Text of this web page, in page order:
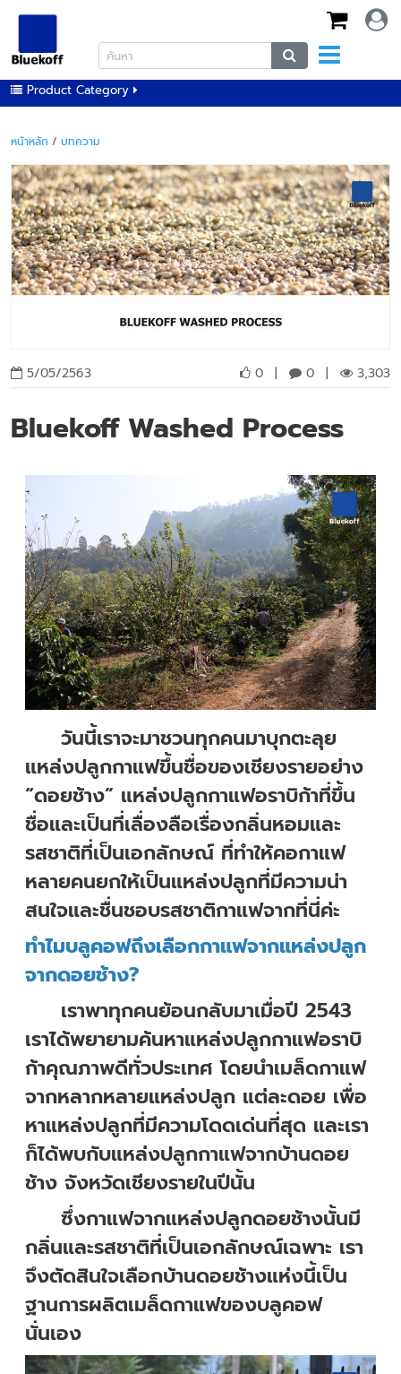
Product Category
หน้าหลัก / บทความ
5/05/2563 0 | 0 | 3,303
Bluekoff Washed Process
วันนี้เราจะมาชวนทุกคนมาบุกตะลุย
แหล่งปลูกกาแฟขึ้นชื่อของเชียงรายอย่าง
“ดอยช้าง” แหล่งปลูกกาแฟอราบิก้าที่ขึ้น
ชื่อและเป็นที่เลื่องลือเรื่องกลิ่นหอมและ
รสชาติที่เป็นเอกลักษณ์ ที่ทำให้คอกาแฟ
หลายคนยกให้เป็นแหล่งปลูกที่มีความน่า
สนใจและชื่นชอบรสชาติกาแฟจากที่นี่ค่ะ
ทำไมบลูคอฟถึงเลือกกาแฟจากแหล่งปลูก
จากดอยช้าง?
เราพาทุกคนย้อนกลับมาเมื่อปี 2543
เราได้พยายามค้นหาแหล่งปลูกกาแฟอราบิ
ก้าคุณภาพดีทั่วประเทศ โดยนำเมล็ดกาแฟ
จากหลากหลายแหล่งปลูก แต่ละดอย เพื่อ
หาแหล่งปลูกที่มีความโดดเด่นที่สุด และเรา
ก็ได้พบกับแหล่งปลูกกาแฟจากบ้านดอย
ช้าง จังหวัดเชียงรายในปีนั้น
ซึ่งกาแฟจากแหล่งปลูกดอยช้างนั้นมี
กลิ่นและรสชาติที่เป็นเอกลักษณ์เฉพาะ เรา
จึงตัดสินใจเลือกบ้านดอยช้างแห่งนี้เป็น
ฐานการผลิตเมล็ดกาแฟของบลูคอฟ
นั่นเอง